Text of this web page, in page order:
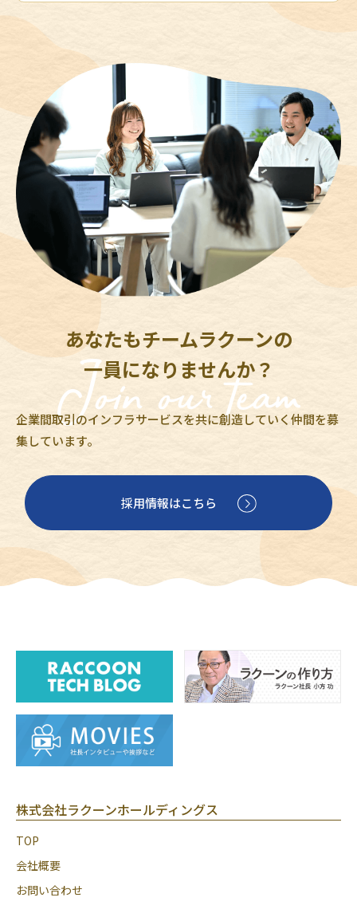
あなたもチームラクーンの
一員になりませんか？
企業間取引のインフラサービスを共に創造していく仲間を募
集しています。
採用情報はこちら
株式会社ラクーンホールディングス
TOP
会社概要
お問い合わせ